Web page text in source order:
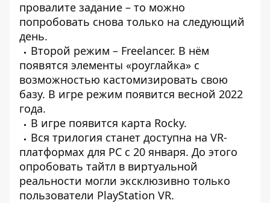
провалите задание – то можно
попробовать снова только на следующий
день.
Второй режим – Freelancer. В нём
появятся элементы «роуглайка» с
возможностью кастомизировать свою
базу. В игре режим появится весной 2022
года.
В игре появится карта Rocky.
Вся трилогия станет доступна на VR-
платформах для PC с 20 января. До этого
опробовать тайтл в виртуальной
реальности могли эксклюзивно только
пользователи PlayStation VR.